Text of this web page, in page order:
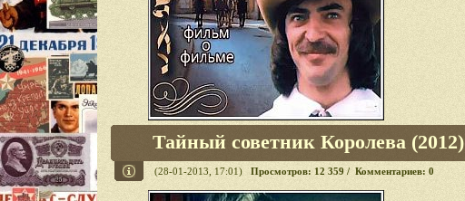
Тайный советник Королева (2012)
(28-01-2013, 17:01) Просмотров: 12 359 / Комментариев: 0